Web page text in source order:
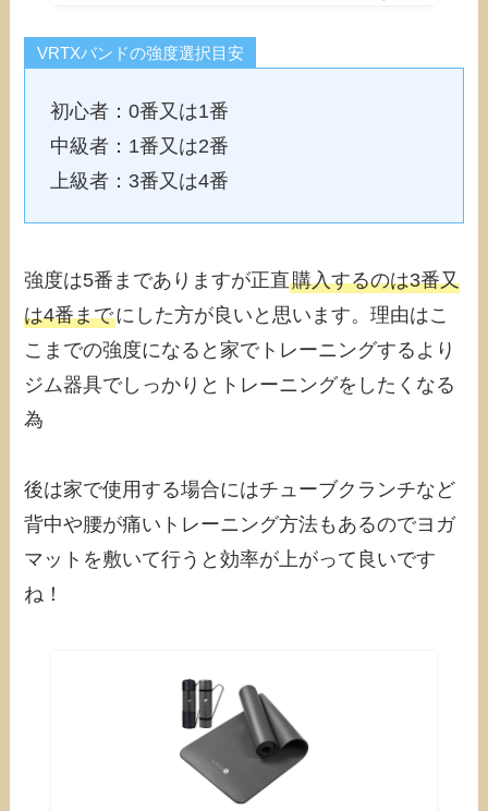
VRTXバンドの強度選択目安
初心者：0番又は1番
中級者：1番又は2番
上級者：3番又は4番
強度は5番までありますが正直購入するのは3番又
は4番までにした方が良いと思います。理由はこ
こまでの強度になると家でトレーニングするより
ジム器具でしっかりとトレーニングをしたくなる
為
後は家で使用する場合にはチューブクランチなど
背中や腰が痛いトレーニング方法もあるのでヨガ
マットを敷いて行うと効率が上がって良いです
ね！